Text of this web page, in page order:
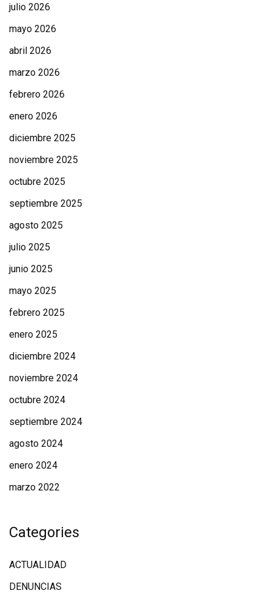
julio 2026
mayo 2026
abril 2026
marzo 2026
febrero 2026
enero 2026
diciembre 2025
noviembre 2025
octubre 2025
septiembre 2025
agosto 2025
julio 2025
junio 2025
mayo 2025
febrero 2025
enero 2025
diciembre 2024
noviembre 2024
octubre 2024
septiembre 2024
agosto 2024
enero 2024
marzo 2022
Categories
ACTUALIDAD
DENUNCIAS